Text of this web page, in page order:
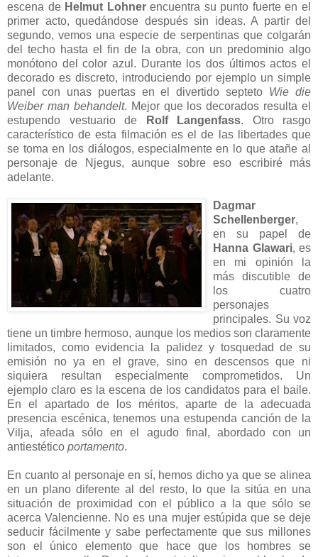
escena de Helmut Lohnerencuentra su punto fuerte en el
primer acto, quedándose después sin ideas. A partir del
segundo, vemos una especie de serpentinas que colgarán
del techo hasta el fin de la obra, con un predominio algo
monótono del color azul. Durante los dos últimos actos el
decorado es discreto, introduciendo por ejemplo un simple
panel con unas puertas en el divertido septeto Wie die
Weiber man behandelt. Mejor que los decorados resulta el
estupendo vestuario de
Rolf Langenfass. Otro rasgo
característico de esta filmación es el de las libertades que
se toma en los diálogos, especialmente en lo que atañe al
personaje de Njegus, aunque sobre eso escribiré más
adelante.
Dagmar
Schellenberger,
en su papel de
Hanna Glawari, es
en mi opinión la
más discutible de
los cuatro
personajes
principales. Su voz
tiene un timbre hermoso, aunque los medios son claramente
limitados, como evidencia la palidez y tosquedad de su
emisión no ya en el grave, sino en descensos que ni
siquiera resultan especialmente comprometidos. Un
ejemplo claro es la escena de los candidatos para el baile.
En el apartado de los méritos, aparte de la adecuada
presencia escénica, tenemos una estupenda canción de la
Vilja, afeada sólo en el agudo final, abordado con un
antiestético portamento.
En cuanto al personaje en sí, hemos dicho ya que se alinea
en un plano diferente al del resto, lo que la sitúa en una
situación de proximidad con el público a la que sólo se
acerca Valencienne. No es una mujer estúpida que se deje
seducir fácilmente y sabe perfectamente que sus millones
son el único elemento que hace que los hombres se